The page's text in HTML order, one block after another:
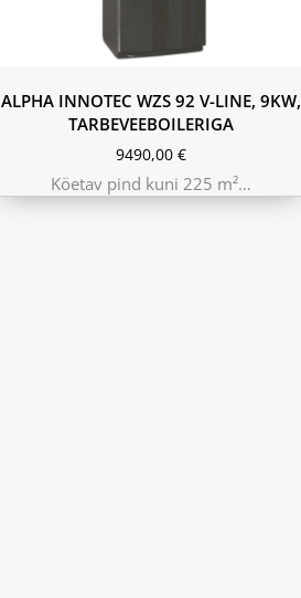
ALPHA INNOTEC WZS 92 V-LINE, 9KW,
TARBEVEEBOILERIGA
9490,00 €
Köetav pind kuni 225 m²…